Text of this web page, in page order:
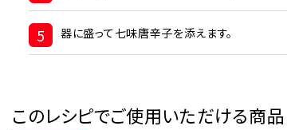
5 器に盛って七味唐辛子を添えます。
このレシピでご使用いただける商品